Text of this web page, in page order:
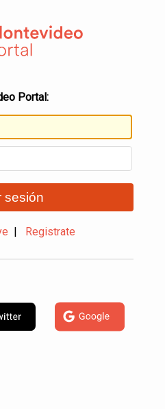
Portal:
sesión
Registrate